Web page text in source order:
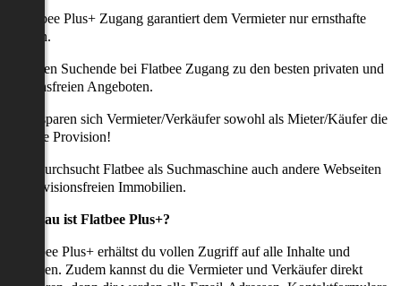
Flatbee Plus+ Zugang garantiert dem Vermieter nur ernsthafte
erhalten Suchende bei Flatbee Zugang zu den besten privaten und
Angeboten.
uns sparen sich Vermieter/Verkäufer sowohl als Mieter/Käufer die
Provision!
durchsucht Flatbee als Suchmaschine auch andere Webseiten
provisionsfreien Immobilien.
genau ist Flatbee Plus+?
Flatbee Plus+ erhältst du vollen Zugriff auf alle Inhalte und
Zudem kannst du die Vermieter und Verkäufer direkt